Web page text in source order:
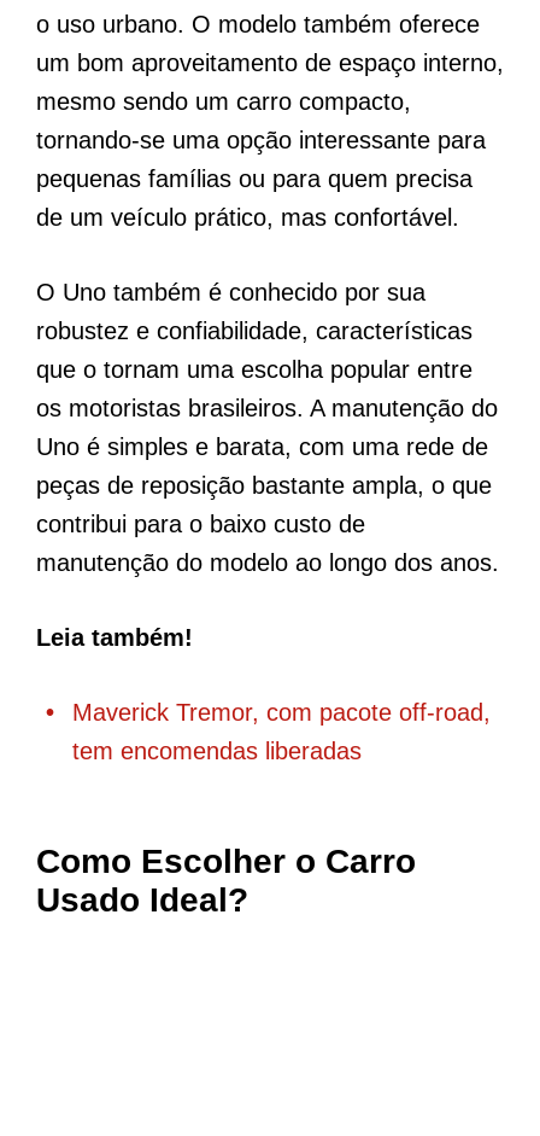
o uso urbano. O modelo também oferece
um bom aproveitamento de espaço interno,
mesmo sendo um carro compacto,
tornando-se uma opção interessante para
pequenas famílias ou para quem precisa
de um veículo prático, mas confortável.
O Uno também é conhecido por sua
robustez e confiabilidade, características
que o tornam uma escolha popular entre
os motoristas brasileiros. A manutenção do
Uno é simples e barata, com uma rede de
peças de reposição bastante ampla, o que
contribui para o baixo custo de
manutenção do modelo ao longo dos anos.
Leia também!
Maverick Tremor, com pacote off-road,
tem encomendas liberadas
Como Escolher o Carro
Usado Ideal?